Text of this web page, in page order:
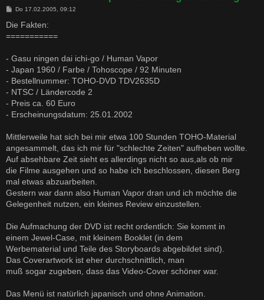
B
i
t
r
Do 17.02.2005, 09:12
Die Fakten:
===========
- Gasu ningen dai ichi-go / Human Vapor
- Japan 1960 / Farbe / Tohoscope / 92 Minuten
- Bestellnummer: TOHO-DVD TDV2635D
- NTSC / Ländercode 2
- Preis ca. 60 Euro
- Erscheinungsdatum: 25.01.2002
Mittlerweile hat sich bei mir etwa 100 Stunden TOHO-Material
angesammelt, das ich mir für "schlechte Zeiten" aufheben wollte.
Auf absehbare Zeit sieht es allerdings nicht so aus,als ob mir
die Filme ausgehen und so habe ich beschlossen, diesen Berg
mal etwas abzuarbeiten.
Gestern war dann also Human Vapor dran und ich möchte die
Gelegenheit nutzen, ein kleines Review einzustellen.
Die Aufmachung der DVD ist recht ordentlich: Sie kommt in
einem Jewel-Case, mit kleinem Booklet (in dem
Werbematerial und Teile des Storyboards abgebildet sind).
Das Coverartwork ist eher durchschnittlich, man
muß sogar zugeben, dass das Video-Cover schöner war.
Das Menü ist natürlich japanisch und ohne Animation.